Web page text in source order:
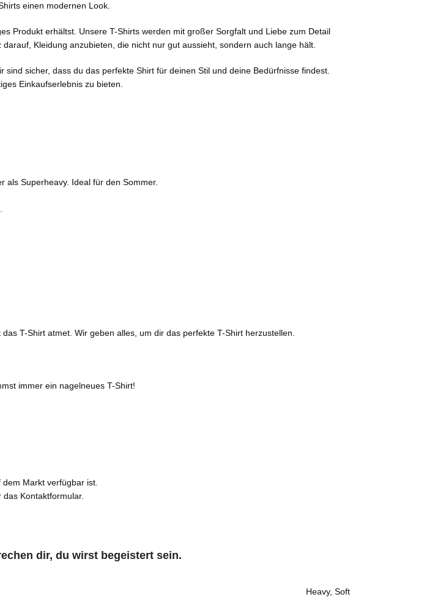
einen modernen Look.
Produkt erhältst. Unsere T-Shirts werden mit großer Sorgfalt und Liebe zum Detail
Kleidung anzubieten, die nicht nur gut aussieht, sondern auch lange hält.
sicher, dass du das perfekte Shirt für deinen Stil und deine Bedürfnisse findest.
Einkaufserlebnis zu bieten.
als Superheavy. Ideal für den Sommer.
T-Shirt atmet. Wir geben alles, um dir das perfekte T-Shirt herzustellen.
immer ein nagelneues T-Shirt!
Markt verfügbar ist.
Kontaktformular.
dir, du wirst begeistert sein.
Heavy, Soft